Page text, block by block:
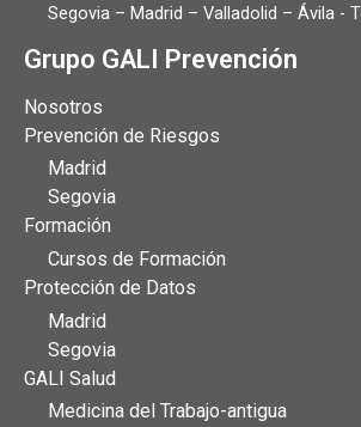
Segovia – Madrid – Valladolid – Ávila -
Grupo GALI Prevención
Nosotros
Prevención de Riesgos
Madrid
Segovia
Formación
Cursos de Formación
Protección de Datos
Madrid
Segovia
GALI Salud
Medicina del Trabajo-antigua